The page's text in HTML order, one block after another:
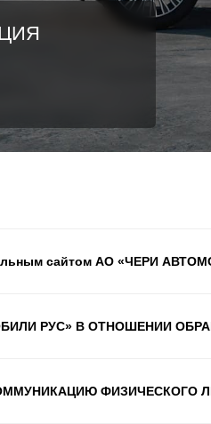
сайтом АО «ЧЕРИ
РУС» В ОТНОШЕНИИ
ФИЗИЧЕСКОГО